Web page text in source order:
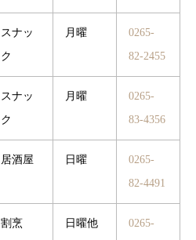
スナッ
ク
月曜
0265-
82-2455
スナッ
ク
月曜
0265-
83-4356
居酒屋 日曜
0265-
82-4491
割烹 日曜他
0265-